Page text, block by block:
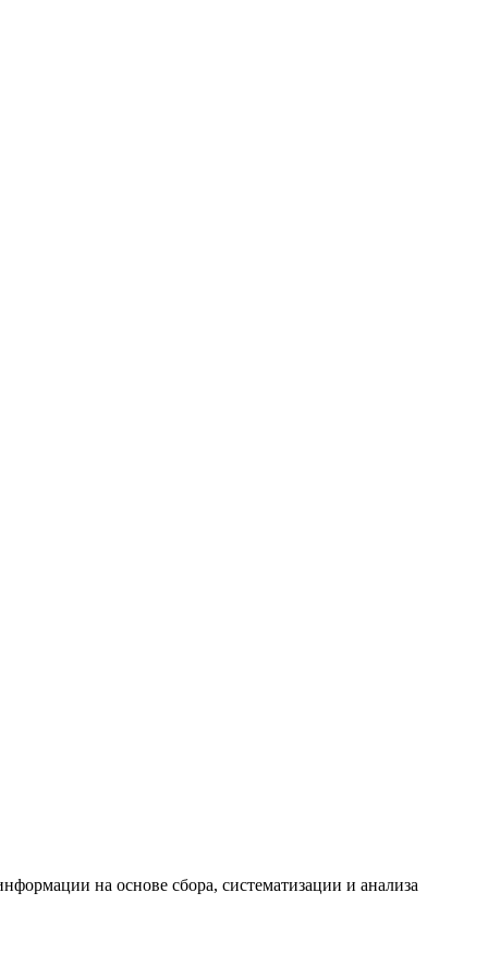
на основе сбора, систематизации и анализа